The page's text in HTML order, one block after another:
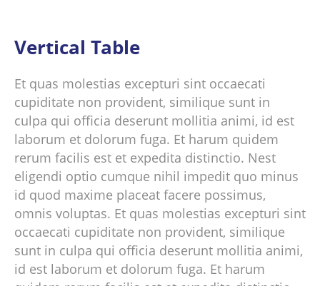
Vertical Table
Et quas molestias excepturi sint occaecati
cupiditate non provident, similique sunt in
culpa qui officia deserunt mollitia animi, id est
laborum et dolorum fuga. Et harum quidem
rerum facilis est et expedita distinctio. Nest
eligendi optio cumque nihil impedit quo minus
id quod maxime placeat facere possimus,
omnis voluptas. Et quas molestias excepturi sint
occaecati cupiditate non provident, similique
sunt in culpa qui officia deserunt mollitia animi,
id est laborum et dolorum fuga. Et harum